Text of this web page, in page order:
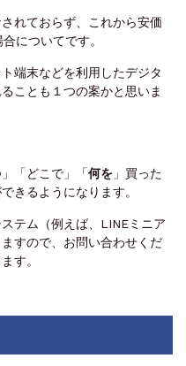
れておらず、これから安価
についてです。
端末などを利用したデジタ
ことも１つの案かと思いま
「どこで」 「何を 」 買った
きるようになります。
テム（例えば、LINEミニア
すので、お問い合わせくだ
す。